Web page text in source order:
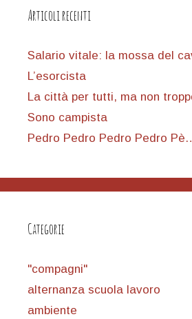
Articoli recenti
Salario vitale: la mossa del
L’esorcista
La città per tutti, ma non
Sono campista
Pedro Pedro Pedro Pedro
Categorie
"compagni"
alternanza scuola lavoro
ambiente